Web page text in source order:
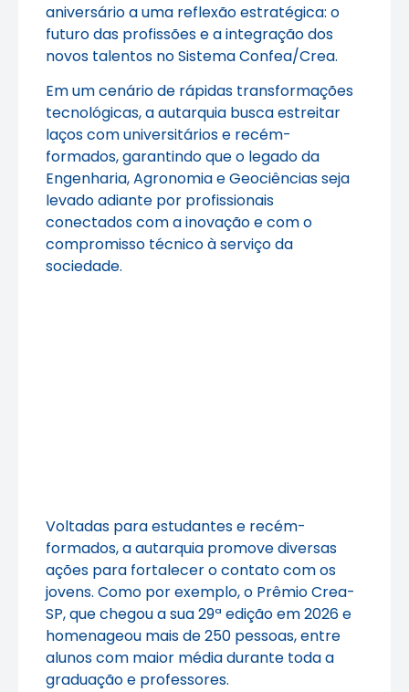
aniversário a uma reflexão estratégica: o
futuro das profissões e a integração dos
novos talentos no Sistema Confea/Crea.
Em um cenário de rápidas transformações
tecnológicas, a autarquia busca estreitar
laços com universitários e recém-
formados, garantindo que o legado da
Engenharia, Agronomia e Geociências seja
levado adiante por profissionais
conectados com a inovação e com o
compromisso técnico à serviço da
sociedade.
Voltadas para estudantes e recém-
formados, a autarquia promove diversas
ações para fortalecer o contato com os
jovens. Como por exemplo, o Prêmio Crea-
SP, que chegou a sua 29ª edição em 2026 e
homenageou mais de 250 pessoas, entre
alunos com maior média durante toda a
graduação e professores.